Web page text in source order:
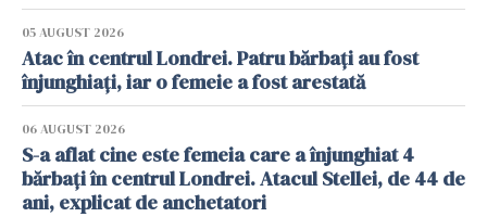
05 AUGUST 2026
Atac în centrul Londrei. Patru bărbați au fost
înjunghiați, iar o femeie a fost arestată
06 AUGUST 2026
S-a aflat cine este femeia care a înjunghiat 4
bărbați în centrul Londrei. Atacul Stellei, de 44 de
ani, explicat de anchetatori